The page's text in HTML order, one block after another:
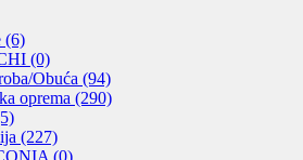
(6)
(0)
Obuća (94)
oprema (290)
(227)
(0)